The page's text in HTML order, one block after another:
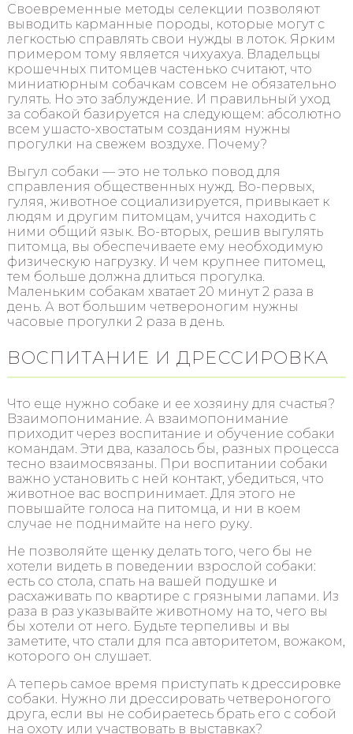
Своевременные методы селекции позволяют
выводить карманные породы, которые могут с
легкостью справлять свои нужды в лоток. Ярким
примером тому является чихуахуа. Владельцы
крошечных питомцев частенько считают, что
миниатюрным собачкам совсем не обязательно
гулять. Но это заблуждение. И правильный уход
за собакой базируется на следующем: абсолютно
всем ушасто-хвостатым созданиям нужны
прогулки на свежем воздухе. Почему?
Выгул собаки — это не только повод для
справления общественных нужд. Во-первых,
гуляя, животное социализируется, привыкает к
людям и другим питомцам, учится находить с
ними общий язык. Во-вторых, решив выгулять
питомца, вы обеспечиваете ему необходимую
физическую нагрузку. И чем крупнее питомец,
тем больше должна длиться прогулка.
Маленьким собакам хватает 20 минут 2 раза в
день. А вот большим четвероногим нужны
часовые прогулки 2 раза в день.
ВОСПИТАНИЕ И ДРЕССИРОВКА
Что еще нужно собаке и ее хозяину для счастья?
Взаимопонимание. А взаимопонимание
приходит через воспитание и обучение собаки
командам. Эти два, казалось бы, разных процесса
тесно взаимосвязаны. При воспитании собаки
важно установить с ней контакт, убедиться, что
животное вас воспринимает. Для этого не
повышайте голоса на питомца, и ни в коем
случае не поднимайте на него руку.
Не позволяйте щенку делать того, чего бы не
хотели видеть в поведении взрослой собаки:
есть со стола, спать на вашей подушке и
расхаживать по квартире с грязными лапами. Из
раза в раз указывайте животному на то, чего вы
бы хотели от него. Будьте терпеливы и вы
заметите, что стали для пса авторитетом, вожаком,
которого он слушает.
А теперь самое время приступать к дрессировке
собаки. Нужно ли дрессировать четвероногого
друга, если вы не собираетесь брать его с собой
на охоту или участвовать в выставках?